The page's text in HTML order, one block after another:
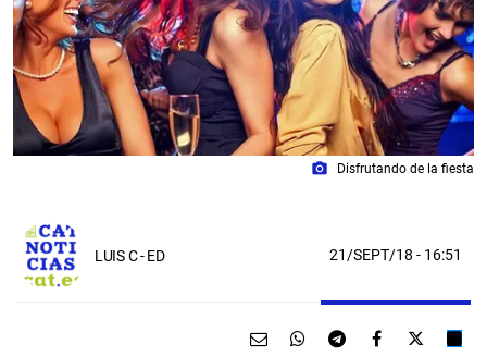
photo_camera Disfrutando de la fiesta
LUIS C - ED 21/SEPT/18 - 16:51